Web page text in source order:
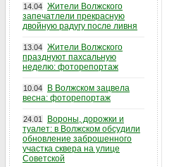
14.04 Жители Волжского
запечатлели прекрасную
двойную радугу после ливня
13.04 Жители Волжского
празднуют пахсальную
неделю: фоторепортаж
10.04
В Волжском зацвела
весна: фоторепортаж
24.01
Вороны, дорожки и
туалет: в Волжском обсудили
обновление заброшенного
участка сквера на улице
Советской